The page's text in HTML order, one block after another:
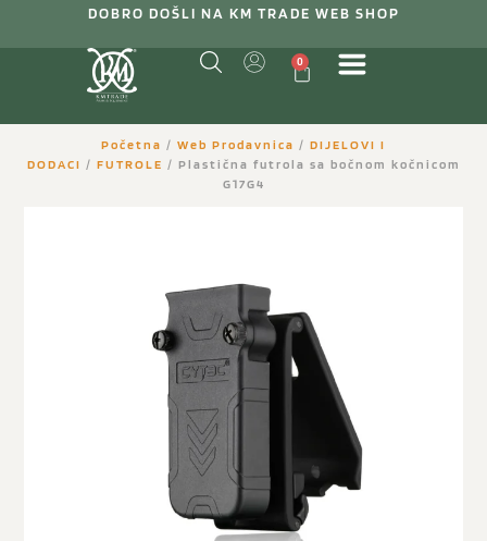
DOBRO DOŠLI NA KM TRADE WEB SHOP
0
Početna / Web Prodavnica / DIJELOVI I
DODACI / FUTROLE / Plastična futrola sa bočnom kočnicom
G17G4